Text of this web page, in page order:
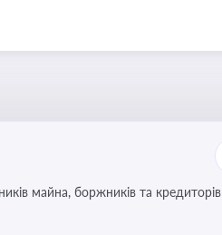
майна, боржників та кредиторів